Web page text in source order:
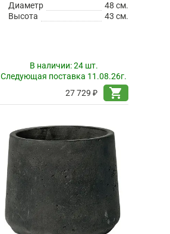
Диаметр
48 см.
Высота
43 см.
В наличии:24 шт.
Следующая поставка 11.08.26г.
27 729 ₽
shopping_cart